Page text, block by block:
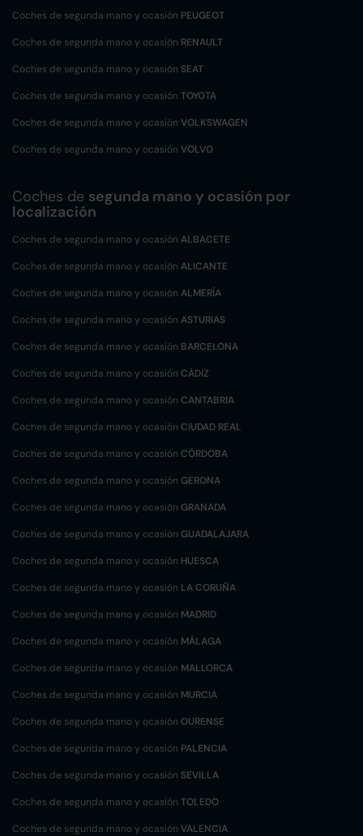
Coches de segunda mano y ocasión PEUGEOT
Coches de segunda mano y ocasión RENAULT
Coches de segunda mano y ocasión SEAT
Coches de segunda mano y ocasión TOYOTA
Coches de segunda mano y ocasión VOLKSWAGEN
Coches de segunda mano y ocasión VOLVO
Coches de segunda mano y ocasión por
localización
Coches de segunda mano y ocasión ALBACETE
Coches de segunda mano y ocasión ALICANTE
Coches de segunda mano y ocasión ALMERÍA
Coches de segunda mano y ocasión ASTURIAS
Coches de segunda mano y ocasión BARCELONA
Coches de segunda mano y ocasión CÁDIZ
Coches de segunda mano y ocasión CANTABRIA
Coches de segunda mano y ocasión CIUDAD REAL
Coches de segunda mano y ocasión CÓRDOBA
Coches de segunda mano y ocasión GERONA
Coches de segunda mano y ocasión GRANADA
Coches de segunda mano y ocasión GUADALAJARA
Coches de segunda mano y ocasión HUESCA
Coches de segunda mano y ocasión LA CORUÑA
Coches de segunda mano y ocasión MADRID
Coches de segunda mano y ocasión MÁLAGA
Coches de segunda mano y ocasión MALLORCA
Coches de segunda mano y ocasión MURCIA
Coches de segunda mano y ocasión OURENSE
Coches de segunda mano y ocasión PALENCIA
Coches de segunda mano y ocasión SEVILLA
Coches de segunda mano y ocasión TOLEDO
Coches de segunda mano y ocasión VALENCIA